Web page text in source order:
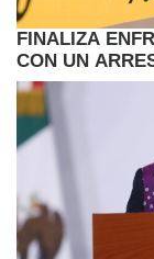
FINALIZA
CON UN
FUERZA